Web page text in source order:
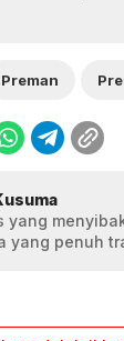
Preman
yang
yang penuh